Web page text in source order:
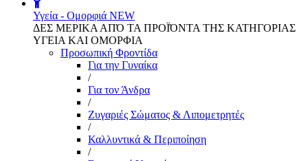
Υγεία - Ομορφιά NEW
ΔΕΣ ΜΕΡΙΚΑ ΑΠΌ ΤΑ ΠΡΟΪΌΝΤΑ ΤΗΣ ΚΑΤΗΓΟΡΙΑΣ
ΥΓΕΙΑ ΚΑΙ ΟΜΟΡΦΙΑ
Προσωπική Φροντίδα
Για την Γυναίκα
/
Για τον Άνδρα
/
Ζυγαριές Σώματος & Λιπομετρητές
/
Καλλυντικά & Περιποίηση
/